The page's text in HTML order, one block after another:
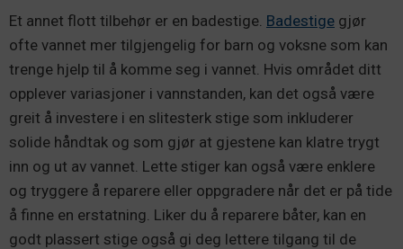
Et annet flott tilbehør er en badestige. Badestige gjør
ofte vannet mer tilgjengelig for barn og voksne som kan
trenge hjelp til å komme seg i vannet. Hvis området ditt
opplever variasjoner i vannstanden, kan det også være
greit å investere i en slitesterk stige som inkluderer
solide håndtak og som gjør at gjestene kan klatre trygt
inn og ut av vannet. Lette stiger kan også være enklere
og tryggere å reparere eller oppgradere når det er på tide
å finne en erstatning. Liker du å reparere båter, kan en
godt plassert stige også gi deg lettere tilgang til de